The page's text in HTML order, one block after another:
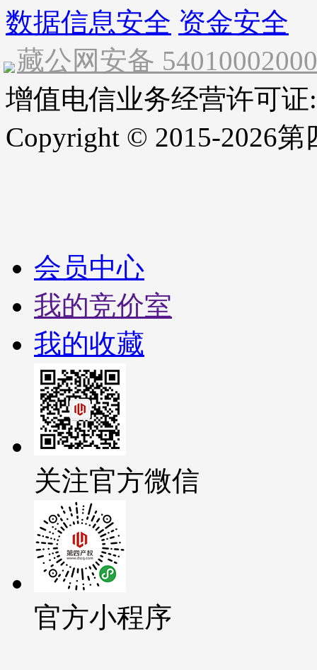
数据信息安全 资金安全
藏公网安备
增值电信业务经营许可证
Copyright © 2015-2026第
会员中心
我的竞价室
我的收藏
关注官方微信
官方小程序